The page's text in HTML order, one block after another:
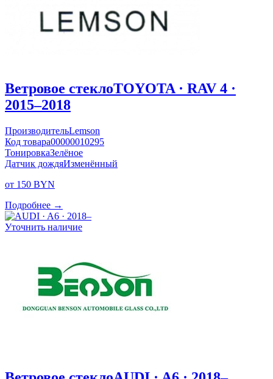
Ветровое стеклоTOYOTA · RAV 4 ·
2015–2018
ПроизводительLemson
Код товара00000010295
ТонировкаЗелёное
Датчик дождяИзменённый
от 150 BYN
Подробнее →
Уточнить наличие